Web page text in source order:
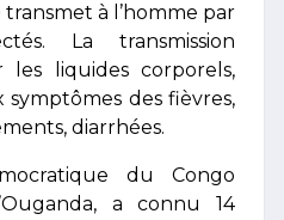
à l’homme par
La transmission
les liquides corporels,
des fièvres,
diarrhées.
du Congo
a connu 14